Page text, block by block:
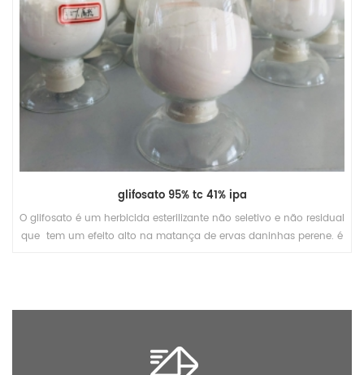
glifosato 95% tc 41% ipa
O glifosato é um herbicida esterilizante não seletivo e não residual
que tem um efeito alto na matança de ervas daninhas perene. é